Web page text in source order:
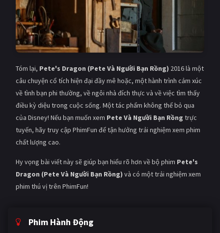
Tóm lại, Pete's Dragon (Pete Và Người Bạn Rồng) 2016 là một
câu chuyện cổ tích hiện đại đầy mê hoặc, một hành trình cảm xúc
về tình bạn phi thường, về ngôi nhà đích thực và về việc tìm thấy
điều kỳ diệu trong cuộc sống. Một tác phẩm không thể bỏ qua
của Disney! Nếu bạn muốn xem Pete Và Người Bạn Rồng trực
tuyến, hãy truy cập PhimFun để tận hưởng trải nghiệm xem phim
chất lượng cao.
Hy vọng bài viết này sẽ giúp bạn hiểu rõ hơn về bộ phim Pete's
Dragon (Pete Và Người Bạn Rồng) và có một trải nghiệm xem
phim thú vị trên PhimFun!
Phim Hành Động